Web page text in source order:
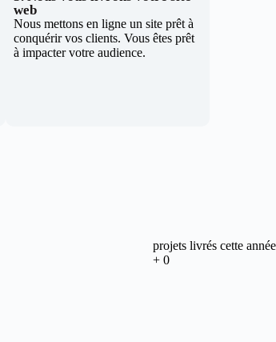
web
Nous mettons en ligne un site prêt à
conquérir vos clients. Vous êtes prêt
à impacter votre audience.
projets livrés cette année
+ 0